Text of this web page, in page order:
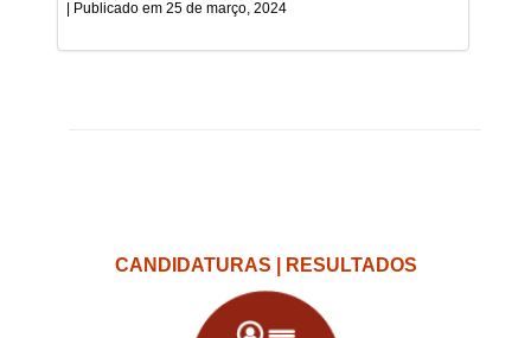
25 de março, 2024
CANDIDATURAS | RESULTADOS